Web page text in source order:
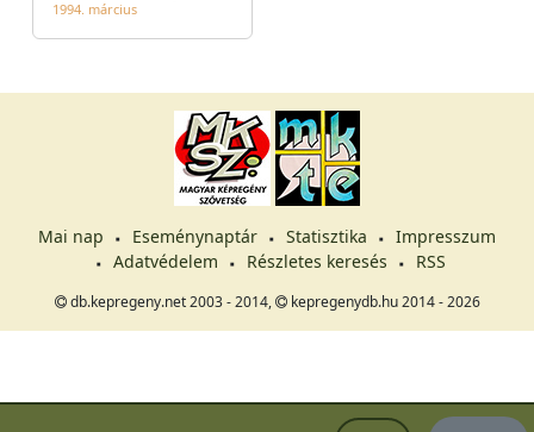
1994. március
Mai nap Eseménynaptár Statisztika
Impresszum
Adatvédelem
Részletes keresés RSS
db.kepregeny.net 2003 - 2014, kepregenydb.hu 2014 - 2026